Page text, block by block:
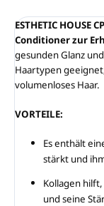
ESTHETIC HOUSE
Conditioner zur
gesunden Glanz
Haartypen
volumenloses Haar.
VORTEILE:
Es enthält
stärkt und
Kollagen
und seine